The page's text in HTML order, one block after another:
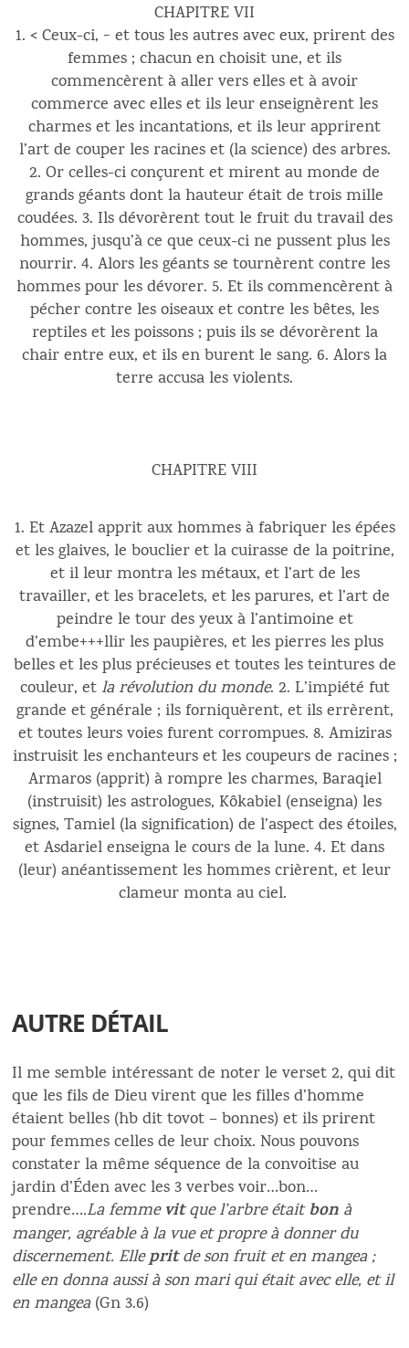
CHAPITRE VII
1. < Ceux-ci, > et tous les autres avec eux, prirent des
femmes ; chacun en choisit une, et ils
commencèrent à aller vers elles et à avoir
commerce avec elles et ils leur enseignèrent les
charmes et les incantations, et ils leur apprirent
l’art de couper les racines et (la science) des arbres.
2. Or celles-ci conçurent et mirent au monde de
grands géants dont la hauteur était de trois mille
coudées. 3. Ils dévorèrent tout le fruit du travail des
hommes, jusqu’à ce que ceux-ci ne pussent plus les
nourrir. 4. Alors les géants se tournèrent contre les
hommes pour les dévorer. 5. Et ils commencèrent à
pécher contre les oiseaux et contre les bêtes, les
reptiles et les poissons ; puis ils se dévorèrent la
chair entre eux, et ils en burent le sang. 6. Alors la
terre accusa les violents.
CHAPITRE VIII
1. Et Azazel apprit aux hommes à fabriquer les épées
et les glaives, le bouclier et la cuirasse de la poitrine,
et il leur montra les métaux, et l’art de les
travailler, et les bracelets, et les parures, et l’art de
peindre le tour des yeux à l’antimoine et
d’embe+++llir les paupières, et les pierres les plus
belles et les plus précieuses et toutes les teintures de
couleur, et la révolution du monde. 2. L’impiété fut
grande et générale ; ils forniquèrent, et ils errèrent,
et toutes leurs voies furent corrompues. 8. Amiziras
instruisit les enchanteurs et les coupeurs de racines ;
Armaros (apprit) à rompre les charmes, Baraqiel
(instruisit) les astrologues, Kôkabiel (enseigna) les
signes, Tamiel (la signification) de l’aspect des étoiles,
et Asdariel enseigna le cours de la lune. 4. Et dans
(leur) anéantissement les hommes crièrent, et leur
clameur monta au ciel.
AUTRE DÉTAIL
Il me semble intéressant de noter le verset 2, qui dit
que les fils de Dieu virent que les filles d’homme
étaient belles (hb dit tovot – bonnes) et ils prirent
pour femmes celles de leur choix. Nous pouvons
constater la même séquence de la convoitise au
jardin d’Éden avec les 3 verbes voir…bon…
prendre….La femmevitque l’arbre étaitbon à
manger, agréable à la vue et propre à donner du
discernement. Ellepritde son fruit et en mangea ;
elle en donna aussi à son mari qui était avec elle, et il
en mangea(Gn 3.6)